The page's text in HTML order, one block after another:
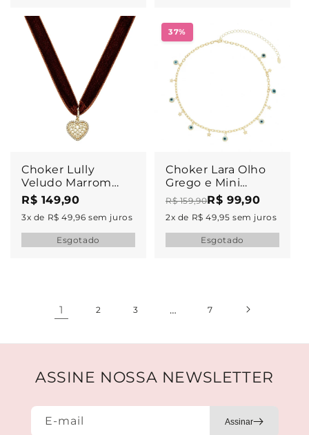
Choker Lully
Veludo Marrom
Coração Zircônias
Folheada a Ouro
18k
R$ 149,90
3x de R$ 49,96 sem juros
Esgotado
37%
Choker Lara Olho
Grego e Mini
Estrelas Folheada
a Ouro 18k
R$ 159,90R$ 99,90
2x de R$ 49,95 sem juros
Esgotado
1 2 3 … 7
ASSINE NOSSA NEWSLETTER
E-mail